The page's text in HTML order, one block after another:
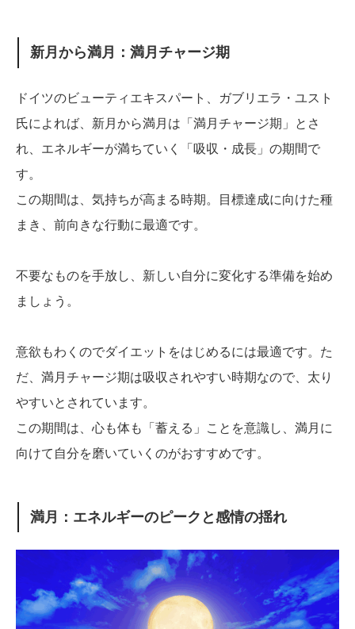
新月から満月：満月チャージ期
ドイツのビューティエキスパート、ガブリエラ・ユスト
氏によれば、新月から満月は「満月チャージ期」とさ
れ、エネルギーが満ちていく「吸収・成長」の期間で
す。
この期間は、気持ちが高まる時期。目標達成に向けた種
まき、前向きな行動に最適です。
不要なものを手放し、新しい自分に変化する準備を始め
ましょう。
意欲もわくのでダイエットをはじめるには最適です。た
だ、満月チャージ期は吸収されやすい時期なので、太り
やすいとされています。
この期間は、心も体も「蓄える」ことを意識し、満月に
向けて自分を磨いていくのがおすすめです。
満月：エネルギーのピークと感情の揺れ